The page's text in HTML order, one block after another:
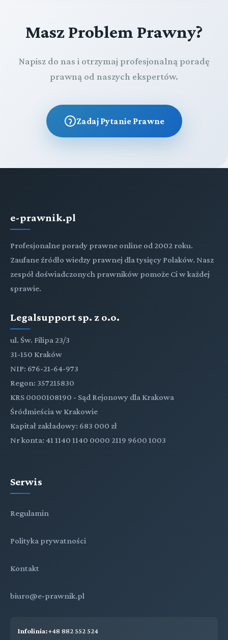
Masz Problem Prawny?
Napisz do nas i otrzymaj profesjonalną poradę
prawną od naszych ekspertów.
Zadaj Pytanie Prawne
e-prawnik.pl
Profesjonalne porady prawne online od 2002 roku.
Zaufane źródło wiedzy prawnej dla tysięcy Polaków. Nasz
zespół doświadczonych prawników pomoże Ci w każdej
sprawie.
Legalsupport sp. z o.o.
ul. Św. Filipa 23/3
31-150 Kraków
NIP: 676-21-64-973
Regon: 357215830
KRS 0000108190 - Sąd Rejonowy dla Krakowa
Śródmieścia w Krakowie
Kapitał zakładowy: 683 000 zł
Nr konta: 41 1140 1140 0000 2119 9600 1003
Serwis
Regulamin
Polityka prywatności
Kontakt
biuro@e-prawnik.pl
Infolinia:+48 882 552 524